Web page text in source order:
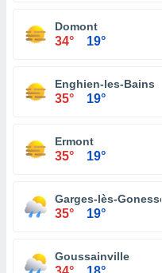
Domont
34° 19°
Enghien-les-Bains
35° 19°
Ermont
35° 19°
Garges-lès-Gonesse
35° 19°
Goussainville